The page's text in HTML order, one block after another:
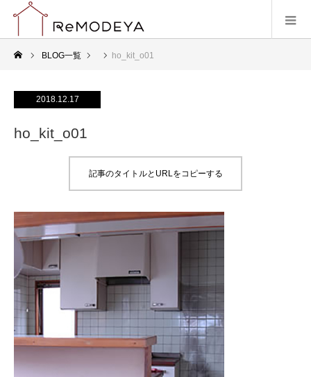
BLOG一覧 ho_kit_o01
2018.12.17
ho_kit_o01
記事のタイトルとURLをコピーする